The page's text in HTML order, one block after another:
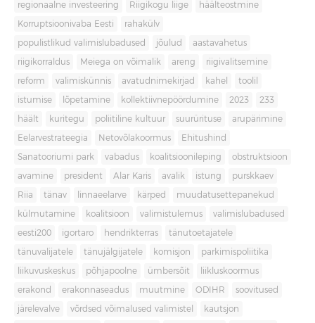
regionaalne investeering Riigikogu liige häälteostmine
Korruptsioonivaba Eesti rahakülv
populistlikud valimislubadused jõulud aastavahetus
riigikorraldus Meiega on võimalik areng riigivalitsemine
reform valimiskünnis avatudnimekirjad kahel toolil
istumise lõpetamine kollektiivnepöördumine 2023 233
häält kuritegu poliitiline kultuur suurürituse arupärimine
Eelarvestrateegia Netovõlakoormus Ehitushind
Sanatooriumi park vabadus koalitsioonileping obstruktsioon
avamine president Alar Karis avalik istung purskkaev
Riia tänav linnaeelarve kärped muudatusettepanekud
külmutamine koalitsioon valimistulemus valimislubadused
eesti200 igortaro hendrikterras tänutoetajatele
tänuvalijatele tänujälgijatele komisjon parkimispoliitika
liikuvuskeskus põhjapoolne ümbersõit liikluskoormus
erakond erakonnaseadus muutmine ODIHR soovitused
järelevalve võrdsed võimalused valimistel kautsjon